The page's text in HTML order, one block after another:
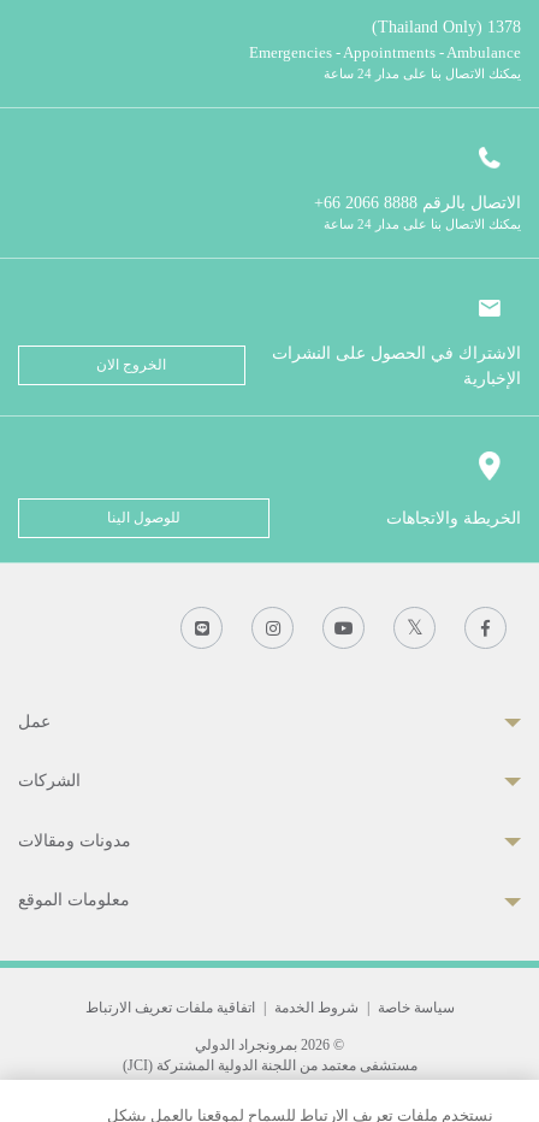
1378 (Thailand Only)
Emergencies - Appointments - Ambulance
يمكنك الاتصال بنا على مدار 24 ساعة
الاتصال بالرقم
يمكنك الاتصال بنا على مدار 24 ساعة
الاشتراك في الحصول على النشرات
الإخبارية
الخروج الان
الخريطة والاتجاهات للوصول الينا
عمل
الشركات
مدونات ومقالات
معلومات الموقع
سياسة خاصة شروط الخدمة اتفاقية ملفات تعريف الارتباط
© 2026 بمرونجراد الدولي
مستشفى معتمد من اللجنة الدولية المشتركة (JCI)
33 Sukhumvit 3, Wattana, Bangkok 10110 Thailand.
نستخدم ملفات تعريف الارتباط للسماح لموقعنا بالعمل بشكل